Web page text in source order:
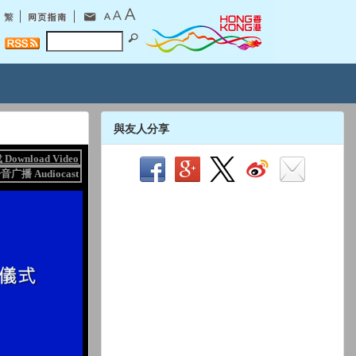
與友人分享